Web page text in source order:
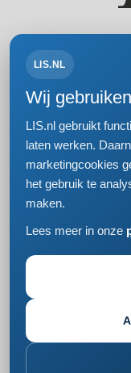
Volg ons op:
Bezoek- en
Einsteinweg 61
2333 CC Leiden
+31 (0)71 5681168
Privacy- en
Responsible
Cookie
LIS.NL
Wij
LIS.nl gebruikt
laten werken.
marketingcookies
het gebruik te
maken.
Lees meer in onze